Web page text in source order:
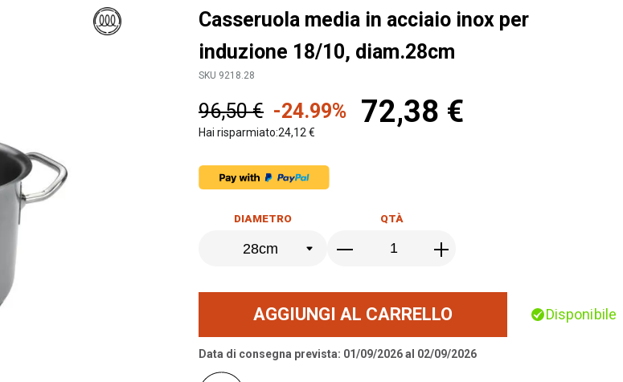
Casseruola media in acciaio inox per
induzione 18/10, diam.28cm
SKU 9218.28
72,38 €
96,50 € -24.99%
Hai risparmiato:24,12 €
DIAMETRO QTÀ
AGGIUNGI AL CARRELLO Disponibile
Data di consegna prevista: 01/09/2026 al 02/09/2026